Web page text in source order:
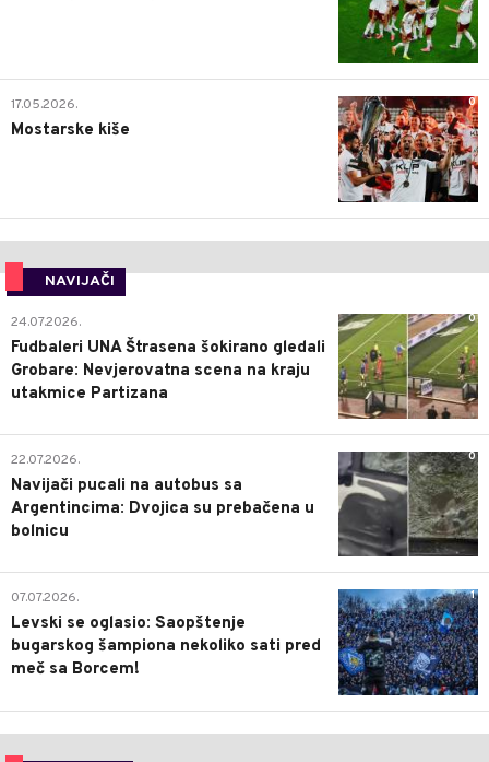
0
17.05.2026.
Mostarske kiše
NAVIJAČI
0
24.07.2026.
Fudbaleri UNA Štrasena šokirano gledali
Grobare: Nevjerovatna scena na kraju
utakmice Partizana
0
22.07.2026.
Navijači pucali na autobus sa
Argentincima: Dvojica su prebačena u
bolnicu
1
07.07.2026.
Levski se oglasio: Saopštenje
bugarskog šampiona nekoliko sati pred
meč sa Borcem!